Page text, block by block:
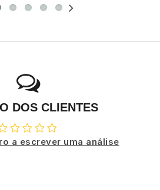
DOS CLIENTES
a escrever uma análise